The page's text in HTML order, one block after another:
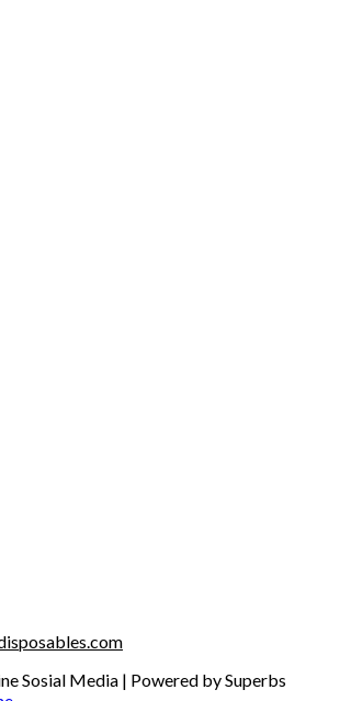
Sosial Media | Powered by Superbs